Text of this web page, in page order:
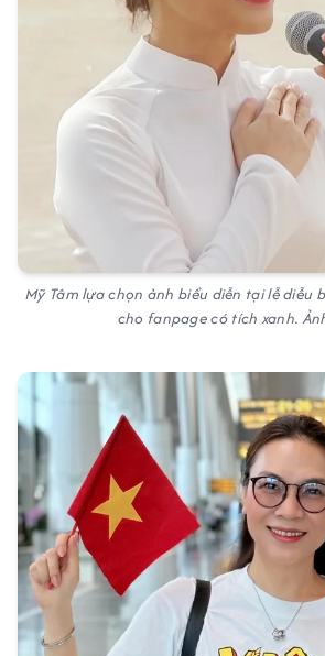
Mỹ Tâm lựa chọn ảnh biểu diễn tại lễ diễu
cho fanpage có tích xanh.